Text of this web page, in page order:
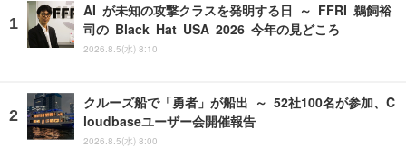
AI が未知の攻撃クラスを発明する日 ～ FFRI 鵜飼裕
司の Black Hat USA 2026 今年の見どころ
2026.8.5(水) 8:10
クルーズ船で「勇者」が船出 ～ 52社100名が参加、C
loudbaseユーザー会開催報告
2026.8.5(水) 8:00